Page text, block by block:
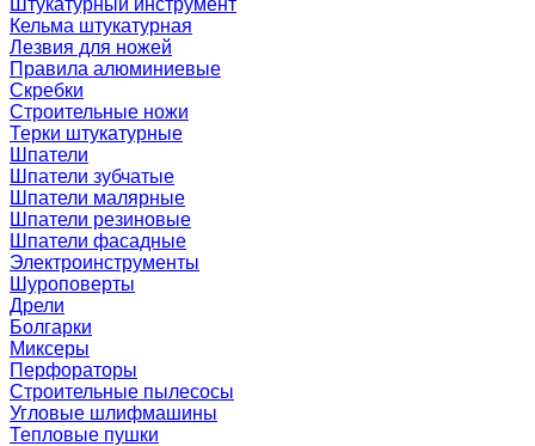
Штукатурный инструмент
Кельма штукатурная
Лезвия для ножей
Правила алюминиевые
Скребки
Строительные ножи
Терки штукатурные
Шпатели
Шпатели зубчатые
Шпатели малярные
Шпатели резиновые
Шпатели фасадные
Электроинструменты
Шуроповерты
Дрели
Болгарки
Миксеры
Перфораторы
Строительные пылесосы
Угловые шлифмашины
Тепловые пушки